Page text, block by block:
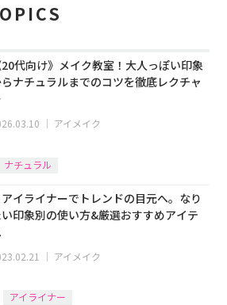
20代向け》メイク教室！大人っぽい印象
ナチュラルまでのコツを徹底レクチャ
｜ アイメイク
ナチュラル
イライナーでトレンドの目元へ。なり
印象別の使い方&厳選おすすめアイテ
｜ アイメイク
アイライナー